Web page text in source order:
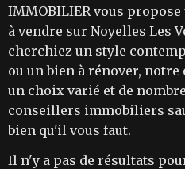
IMMOBILIER vous
à vendre sur Noyelles Les
cherchiez un style
ou un bien à rénover,
un choix varié et de
conseillers immobiliers
bien qu'il vous faut.
Il n'y a pas de résultats